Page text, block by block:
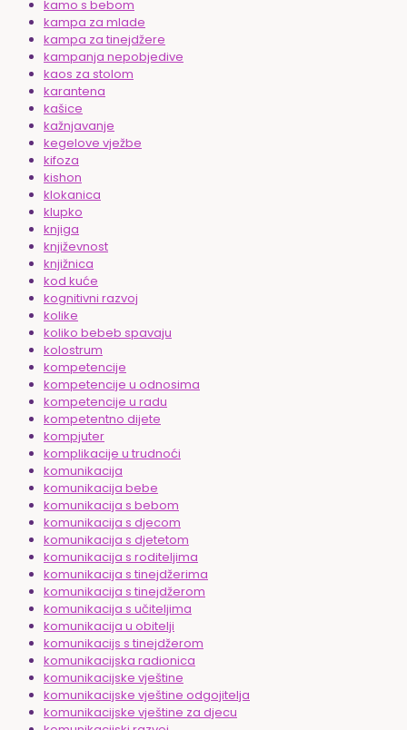
kamo s bebom
kampa za mlade
kampa za tinejdžere
kampanja nepobjedive
kaos za stolom
karantena
kašice
kažnjavanje
kegelove vježbe
kifoza
kishon
klokanica
klupko
knjiga
književnost
knjižnica
kod kuće
kognitivni razvoj
kolike
koliko bebeb spavaju
kolostrum
kompetencije
kompetencije u odnosima
kompetencije u radu
kompetentno dijete
kompjuter
komplikacije u trudnoći
komunikacija
komunikacija bebe
komunikacija s bebom
komunikacija s djecom
komunikacija s djetetom
komunikacija s roditeljima
komunikacija s tinejdžerima
komunikacija s tinejdžerom
komunikacija s učiteljima
komunikacija u obitelji
komunikacijs s tinejdžerom
komunikacijska radionica
komunikacijske vještine
komunikacijske vještine odgojitelja
komunikacijske vještine za djecu